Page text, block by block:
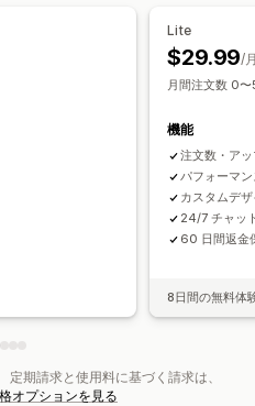
商品アドオン
ファネルのパフォーマンス
無料配送
Lite
$29.99/
月間注文数 0
機能
注文数・ア
パフォーマ
カスタムデ
24/7 チャッ
60 日間返金
8日間の無料体
期請求と使用料に基づく請求は、
オプションを見る